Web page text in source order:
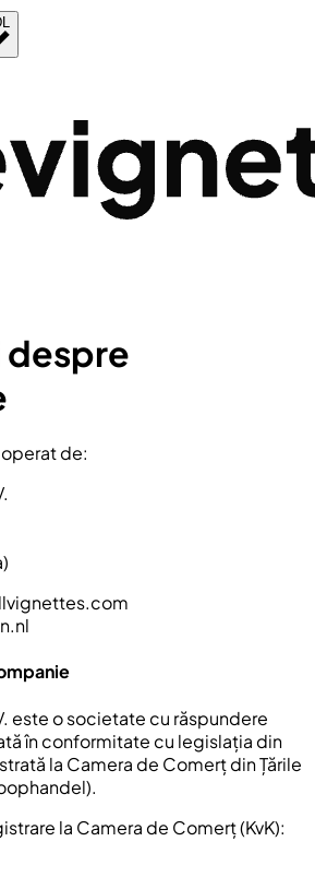
de:
este o societate cu răspundere
în conformitate cu legislația din
la Camera de Comerț din Țările
la Camera de Comerț (KvK):